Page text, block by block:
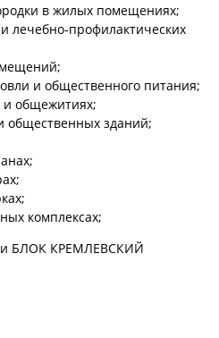
в жилых помещениях;
лечебно-профилактических
и общественного питания;
и общежитиях;
общественных зданий;
комплексах;
БЛОК КРЕМЛЕВСКИЙ